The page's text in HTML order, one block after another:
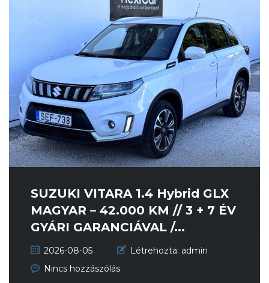
SUZUKI VITARA 1.4 Hybrid GLX
MAGYAR – 42.000 KM // 3 + 7 ÉV
GYÁRI GARANCIÁVAL /...
2026-08-05 Létrehozta: admin
Nincs hozzászólás